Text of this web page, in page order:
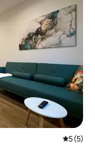
5 av 5 i
5 (5)